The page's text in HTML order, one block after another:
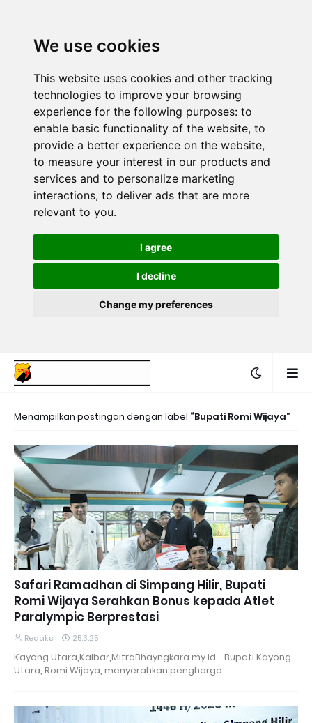
We use cookies
This website uses cookies and other tracking
technologies to improve your browsing
experience for the following purposes: to
enable basic functionality of the website, to
provide a better experience on the website,
to measure your interest in our products and
services and to personalize marketing
interactions, to deliver ads that are more
relevant to you.
I agree
I decline
Change my preferences
Menampilkan postingan dengan label Bupati Romi Wijaya
Safari Ramadhan di Simpang Hilir, Bupati
Romi Wijaya Serahkan Bonus kepada Atlet
Paralympic Berprestasi
Redaksi 25.3.25
Kayong Utara,Kalbar,MitraBhayngkara.my.id - Bupati Kayong
Utara, Romi Wijaya, menyerahkan pengharga…